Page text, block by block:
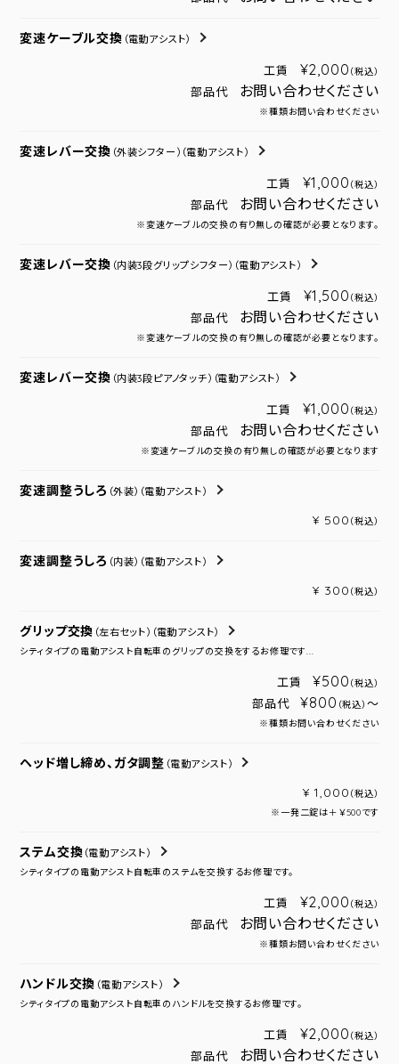
変速ケーブル交換 （電動アシスト）
工賃 ¥2,000 （税込）
部品代 お問い合わせください
※種類お問い合わせください
変速レバー交換 （外装シフター） （電動アシスト）
工賃 ¥1,000 （税込）
部品代 お問い合わせください
※変速ケーブルの交換の有り無しの確認が必要となります。
変速レバー交換 （内装3段グリップシフター） （電動アシスト）
工賃 ¥1,500 （税込）
部品代 お問い合わせください
※変速ケーブルの交換の有り無しの確認が必要となります。
変速レバー交換 （内装3段ピアノタッチ） （電動アシスト）
工賃 ¥1,000 （税込）
部品代 お問い合わせください
※変速ケーブルの交換の有り無しの確認が必要となります
変速調整うしろ （外装） （電動アシスト）
¥ 500 （税込）
変速調整うしろ （内装） （電動アシスト）
¥ 300 （税込）
グリップ交換 （左右セット） （電動アシスト）
シティタイプの電動アシスト自転車のグリップの交換をするお修理です...
工賃 ¥500 （税込）
部品代 ¥800 （税込） ～
※種類お問い合わせください
ヘッド増し締め、ガタ調整 （電動アシスト）
¥ 1,000 （税込）
※一発二錠は＋￥500です
ステム交換 （電動アシスト）
シティタイプの電動アシスト自転車のステムを交換するお修理です。
工賃 ¥2,000 （税込）
部品代 お問い合わせください
※種類お問い合わせください
ハンドル交換 （電動アシスト）
シティタイプの電動アシスト自転車のハンドルを交換するお修理です。
工賃 ¥2,000 （税込）
部品代 お問い合わせください